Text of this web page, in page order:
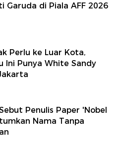
Garuda di Piala AFF 2026
Perlu ke Luar Kota,
Ini Punya White Sandy
Penulis Paper 'Nobel
Nama Tanpa